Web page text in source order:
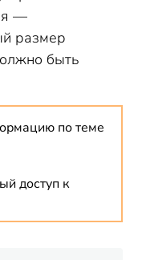
—
размер
быть
по теме
доступ к